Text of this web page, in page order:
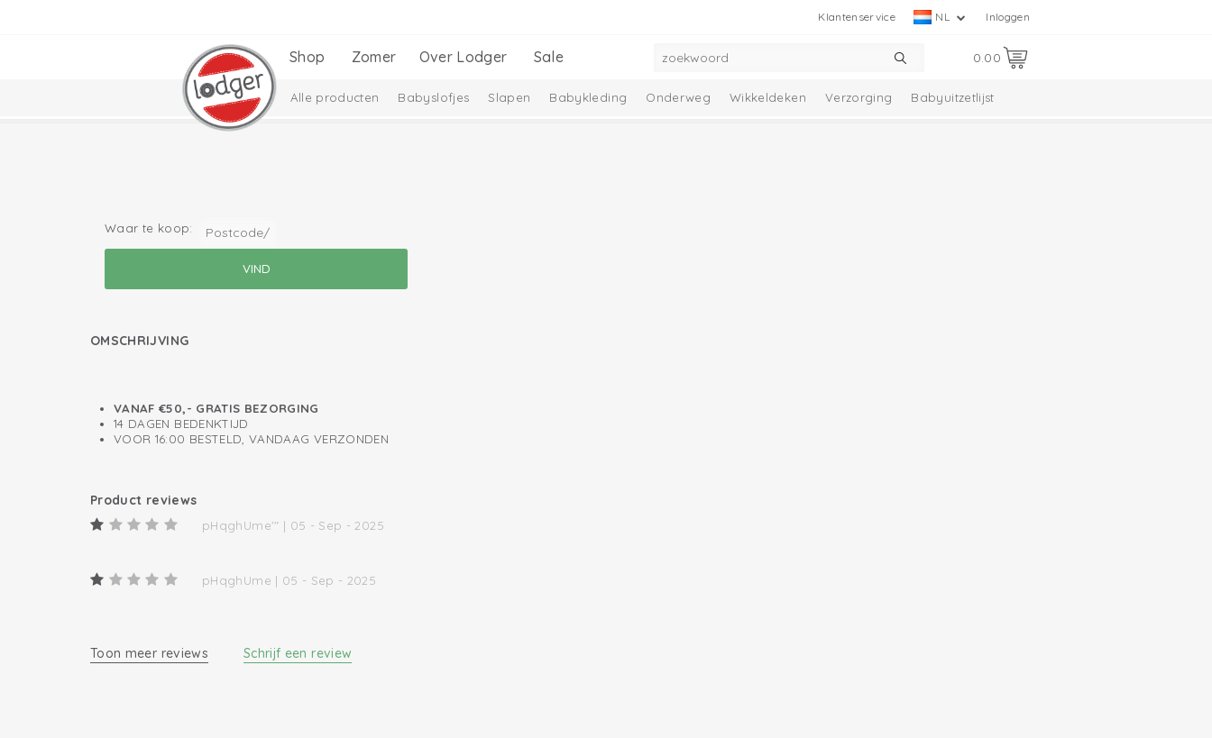
Inloggen
NL
Klantenservice
0.00
Shop Zomer Over Lodger Sale
Alle producten Babyslofjes Slapen Babykleding Onderweg Wikkeldeken Verzorging Babyuitzetlijst
Waar te koop:
OMSCHRIJVING
VANAF €50,- GRATIS BEZORGING
14 DAGEN BEDENKTIJD
VOOR 16:00 BESTELD, VANDAAG VERZONDEN
Product reviews
pHqghUme'" | 05 - Sep - 2025
pHqghUme | 05 - Sep - 2025
Toon meer reviews Schrijf een review